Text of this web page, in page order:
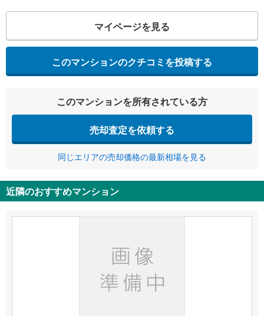
マイページを見る
このマンションのクチコミを投稿する
このマンションを所有されている方
売却査定を依頼する
同じエリアの売却価格の最新相場を見る
近隣のおすすめマンション